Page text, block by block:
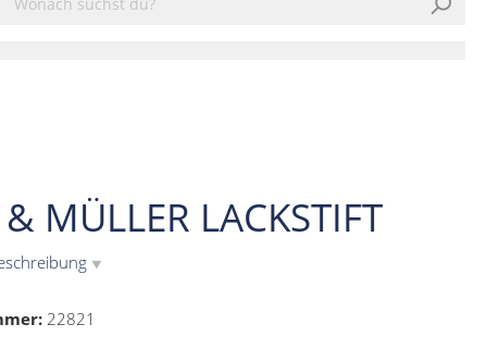
& MÜLLER LACKSTIFT
▼
22821